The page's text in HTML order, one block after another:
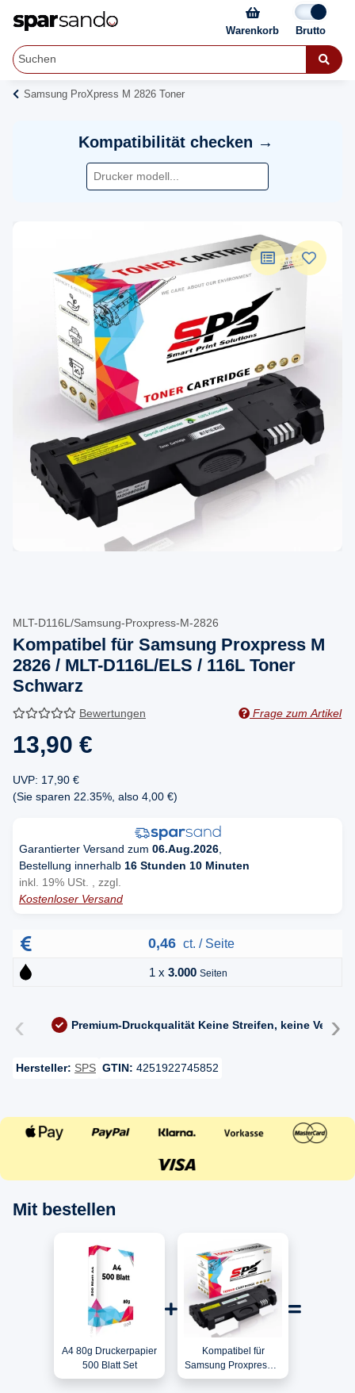
Warenkorb
Samsung ProXpress M 2826 Toner
Kompatibilität checken →
MLT-D116L/Samsung-Proxpress-M-2826
Kompatibel für Samsung Proxpress M
2826 / MLT-D116L/ELS / 116L Toner
Schwarz
Bewertungen Frage zum Artikel
13,90 €
UVP: 17,90 €
(Sie sparen 22.35% , also 4,00 €)
Garantierter Versand zum 06.Aug.2026
Bestellung innerhalb 16 Stunden 10 Minuten
inkl. 19% USt. , zzgl.
Kostenloser Versand
0,46 ct. / Seite
1 x 3.000 Seiten
‹ Premium-Druckqualität Keine Streifen, keine ›
Hersteller: SPS GTIN: 4251922745852
Mit bestellen
A4 80g Druckerpapier
500 Blatt Set
Kompatibel für
Samsung Proxpress M
2826 / MLT-